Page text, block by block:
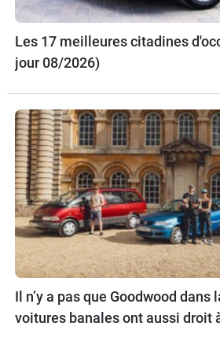
Les 17 meilleures citadines
jour 08/2026)
Il n’y a pas que Goodwood dans
voitures banales ont aussi droit